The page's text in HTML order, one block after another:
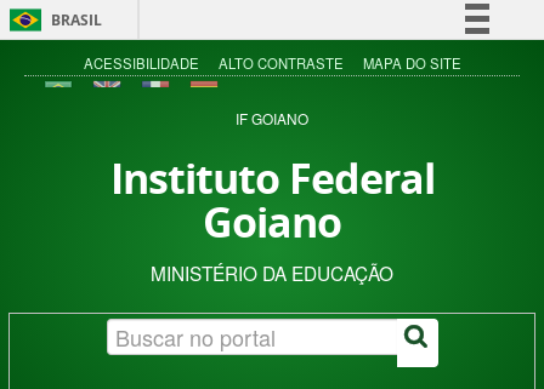
BRASIL
Simplifique!
Acesso à informação
ACESSIBILIDADE ALTO CONTRASTE MAPA DO SITE
IF GOIANO
Instituto Federal
Goiano
MINISTÉRIO DA EDUCAÇÃO